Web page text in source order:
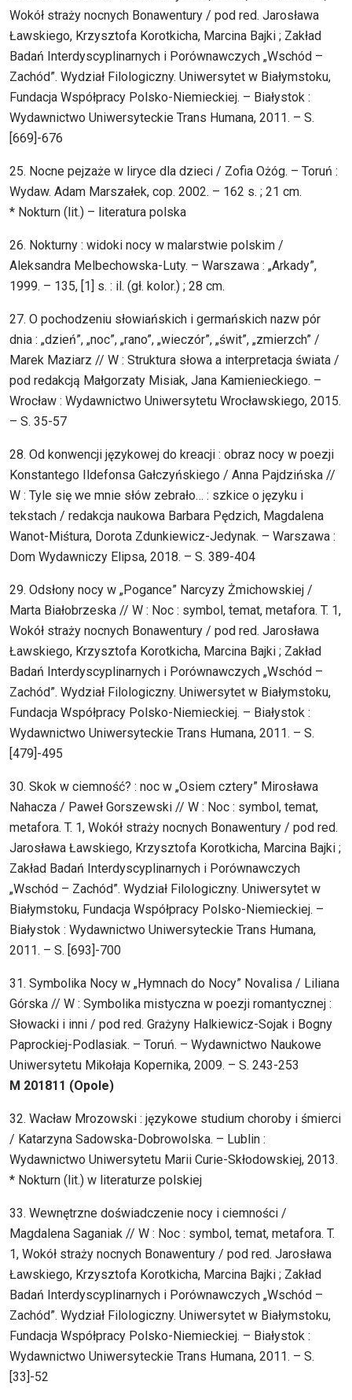
Wokół straży nocnych Bonawentury / pod red. Jarosława
Ławskiego, Krzysztofa Korotkicha, Marcina Bajki ; Zakład
Badań Interdyscyplinarnych i Porównawczych „Wschód –
Zachód”. Wydział Filologiczny. Uniwersytet w Białymstoku,
Fundacja Współpracy Polsko-Niemieckiej. – Białystok :
Wydawnictwo Uniwersyteckie Trans Humana, 2011. – S.
[669]-676
25. Nocne pejzaże w liryce dla dzieci / Zofia Ożóg. – Toruń :
Wydaw. Adam Marszałek, cop. 2002. – 162 s. ; 21 cm.
* Nokturn (lit.) – literatura polska
26. Nokturny : widoki nocy w malarstwie polskim /
Aleksandra Melbechowska-Luty. – Warszawa : „Arkady”,
1999. – 135, [1] s. : il. (gł. kolor.) ; 28 cm.
27. O pochodzeniu słowiańskich i germańskich nazw pór
dnia : „dzień”, „noc”, „rano”, „wieczór”, „świt”, „zmierzch” /
Marek Maziarz // W : Struktura słowa a interpretacja świata /
pod redakcją Małgorzaty Misiak, Jana Kamienieckiego. –
Wrocław : Wydawnictwo Uniwersytetu Wrocławskiego, 2015.
– S. 35-57
28. Od konwencji językowej do kreacji : obraz nocy w poezji
Konstantego Ildefonsa Gałczyńskiego / Anna Pajdzińska //
W : Tyle się we mnie słów zebrało… : szkice o języku i
tekstach / redakcja naukowa Barbara Pędzich, Magdalena
Wanot-Miśtura, Dorota Zdunkiewicz-Jedynak. – Warszawa :
Dom Wydawniczy Elipsa, 2018. – S. 389-404
29. Odsłony nocy w „Pogance” Narcyzy Żmichowskiej /
Marta Białobrzeska // W : Noc : symbol, temat, metafora. T. 1,
Wokół straży nocnych Bonawentury / pod red. Jarosława
Ławskiego, Krzysztofa Korotkicha, Marcina Bajki ; Zakład
Badań Interdyscyplinarnych i Porównawczych „Wschód –
Zachód”. Wydział Filologiczny. Uniwersytet w Białymstoku,
Fundacja Współpracy Polsko-Niemieckiej. – Białystok :
Wydawnictwo Uniwersyteckie Trans Humana, 2011. – S.
[479]-495
30. Skok w ciemność? : noc w „Osiem cztery” Mirosława
Nahacza / Paweł Gorszewski // W : Noc : symbol, temat,
metafora. T. 1, Wokół straży nocnych Bonawentury / pod red.
Jarosława Ławskiego, Krzysztofa Korotkicha, Marcina Bajki ;
Zakład Badań Interdyscyplinarnych i Porównawczych
„Wschód – Zachód”. Wydział Filologiczny. Uniwersytet w
Białymstoku, Fundacja Współpracy Polsko-Niemieckiej. –
Białystok : Wydawnictwo Uniwersyteckie Trans Humana,
2011. – S. [693]-700
31. Symbolika Nocy w „Hymnach do Nocy” Novalisa / Liliana
Górska // W : Symbolika mistyczna w poezji romantycznej :
Słowacki i inni / pod red. Grażyny Halkiewicz-Sojak i Bogny
Paprockiej-Podlasiak. – Toruń. – Wydawnictwo Naukowe
Uniwersytetu Mikołaja Kopernika, 2009. – S. 243-253
M 201811 (Opole)
32. Wacław Mrozowski : językowe studium choroby i śmierci
/ Katarzyna Sadowska-Dobrowolska. – Lublin :
Wydawnictwo Uniwersytetu Marii Curie-Skłodowskiej, 2013.
* Nokturn (lit.) w literaturze polskiej
33. Wewnętrzne doświadczenie nocy i ciemności /
Magdalena Saganiak // W : Noc : symbol, temat, metafora. T.
1, Wokół straży nocnych Bonawentury / pod red. Jarosława
Ławskiego, Krzysztofa Korotkicha, Marcina Bajki ; Zakład
Badań Interdyscyplinarnych i Porównawczych „Wschód –
Zachód”. Wydział Filologiczny. Uniwersytet w Białymstoku,
Fundacja Współpracy Polsko-Niemieckiej. – Białystok :
Wydawnictwo Uniwersyteckie Trans Humana, 2011. – S.
[33]-52